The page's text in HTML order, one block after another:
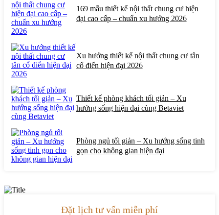
169 mẫu thiết kế nội thất chung cư hiện
đại cao cấp – chuẩn xu hướng 2026
Xu hướng thiết kế nội thất chung cư tân
cổ điển hiện đại 2026
Thiết kế phòng khách tối giản – Xu
hướng sống hiện đại cùng Betaviet
Phòng ngủ tối giản – Xu hướng sống tinh
gọn cho không gian hiện đại
Đặt lịch tư vấn miễn phí